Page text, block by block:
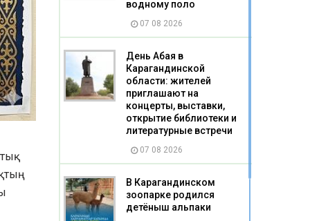
водному поло
07 08 2026
День Абая в
Карагандинской
области: жителей
приглашают на
концерты, выставки,
открытие библиотеки и
литературные встречи
07 08 2026
В Карагандинском
зоопарке родился
детёныш альпаки